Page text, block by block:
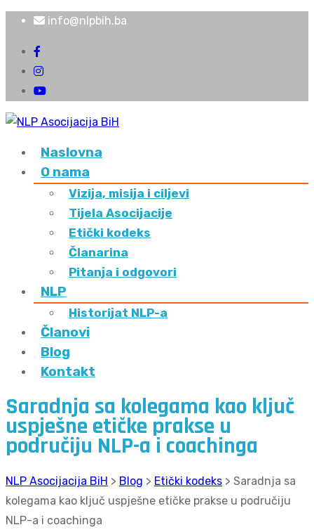
info@nlpbih.ba
Naslovna
O nama
Vizija, misija i ciljevi
Tijela Asocijacije
Etički kodeks
Članarina
Pitanja i odgovori
NLP
Historijat NLP-a
Članovi
Blog
Kontakt
Saradnja sa kolegama kao ključ
uspješne etičke prakse u
područiju NLP-a i coachinga
NLP Asocijacija BiH > Blog > Etički kodeks > Saradnja sa
kolegama kao ključ uspješne etičke prakse u područiju
NLP-a i coachinga